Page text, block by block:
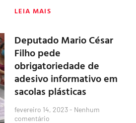
LEIA MAIS
Deputado Mario César
Filho pede
obrigatoriedade de
adesivo informativo em
sacolas plásticas
fevereiro 14, 2023 Nenhum
comentário